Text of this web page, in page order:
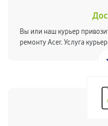
Вы или наш курьер
ремонту Acer. Услуга